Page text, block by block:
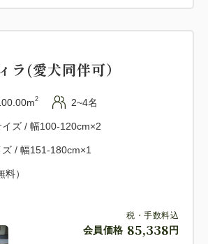
、別館「ホテルワイナリーヒル」の
ご利用いただけます(貸切休館日に
せん）
税・手数料込
会員価格 85,338 円
ラ(愛犬同伴可）
2 2~4名
ズ / 幅100-120cm×2
/ 幅151-180cm×1
）